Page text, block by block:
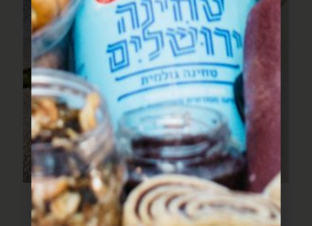
פילה דג עם שעועית ירוקה
ועגבניות צהובות